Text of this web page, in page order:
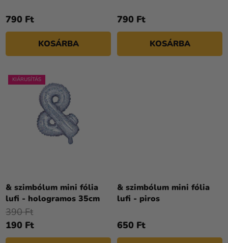
E
790 Ft
KOSÁRBA
790 Ft
KOSÁRBA
KIÁRUSÍTÁS
& szimbólum mini fólia
lufi - hologramos 35cm
190 Ft
390 Ft
& szimbólum mini fólia
lufi - piros
650 Ft